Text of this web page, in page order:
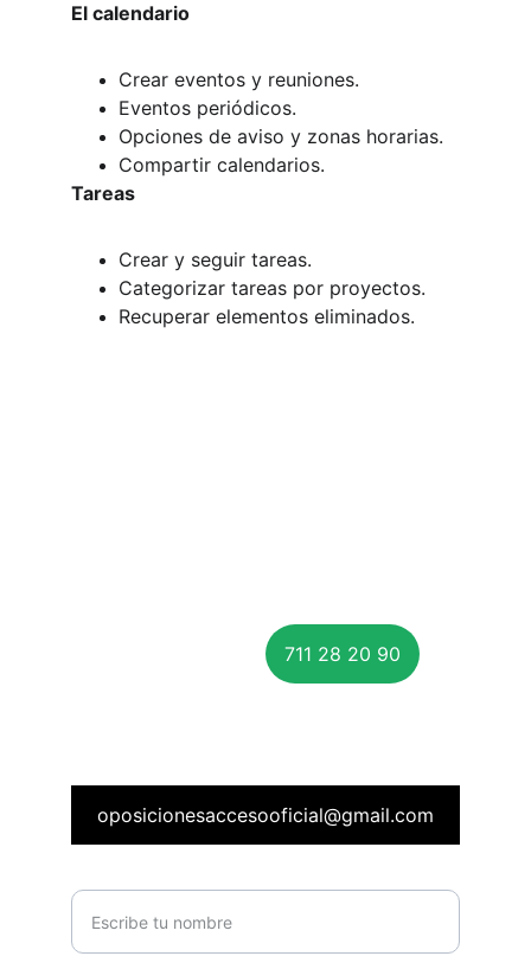
El calendario
Crear eventos y reuniones.
Eventos periódicos.
Opciones de aviso y zonas horarias.
Compartir calendarios.
Tareas
Crear y seguir tareas.
Categorizar tareas por proyectos.
Recuperar elementos eliminados.
711 28 20 90
oposicionesaccesooficial@gmail.com